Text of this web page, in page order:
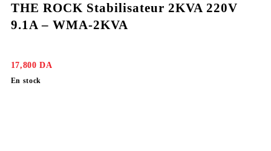
THE ROCK Stabilisateur 2KVA 220V
9.1A – WMA-2KVA
17,800DA
En stock